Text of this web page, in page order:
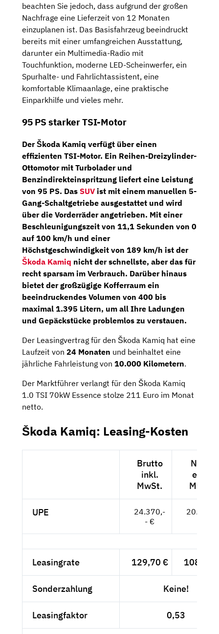
beachten Sie jedoch, dass aufgrund der großen
Nachfrage eine Lieferzeit von 12 Monaten
einzuplanen ist. Das Basisfahrzeug beeindruckt
bereits mit einer umfangreichen Ausstattung,
darunter ein Multimedia-Radio mit
Touchfunktion, moderne LED-Scheinwerfer, ein
Spurhalte- und Fahrlichtassistent, eine
komfortable Klimaanlage, eine praktische
Einparkhilfe und vieles mehr.
95 PS starker TSI-Motor
Der Škoda Kamiq verfügt über einen
effizienten TSI-Motor. Ein Reihen-Dreizylinder-
Ottomotormit Turbolader und
Benzindirekteinspritzung liefert eine Leistung
von 95 PS. Das SUV ist mit einem manuellen 5-
Gang-Schaltgetriebe ausgestattet und wird
über die Vorderräder angetrieben. Mit einer
Beschleunigungszeit von 11,1 Sekunden von 0
auf 100 km/h und einer
Höchstgeschwindigkeit von 189 km/h ist der
Škoda Kamiq nicht der schnellste, aber das für
recht sparsam im Verbrauch. Darüber hinaus
bietet der großzügige Kofferraum ein
beeindruckendes Volumen von 400 bis
maximal 1.395 Litern, um all Ihre Ladungen
und Gepäckstücke problemlos zu verstauen.
Der Leasingvertrag für den Škoda Kamiq hat eine
Laufzeit von 24 Monaten und beinhaltet eine
jährliche Fahrleistung von 10.000 Kilometern.
Der Marktführer verlangt für den Škoda Kamiq
1.0 TSI 70kW Essence stolze 211 Euro im Monat
netto.
Škoda Kamiq: Leasing-Kosten
Brutto
inkl.
MwSt.
Netto
exkl.
MwSt.
UPE
24.370,-
- €
20.479,-
Leasingrate 129,70 € 108,99
Sonderzahlung Keine!
Leasingfaktor 0,53